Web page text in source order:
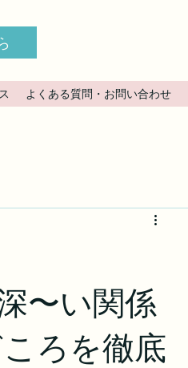
よくある質問・お問い合わせ
都】
〜い関係
ろを徹底